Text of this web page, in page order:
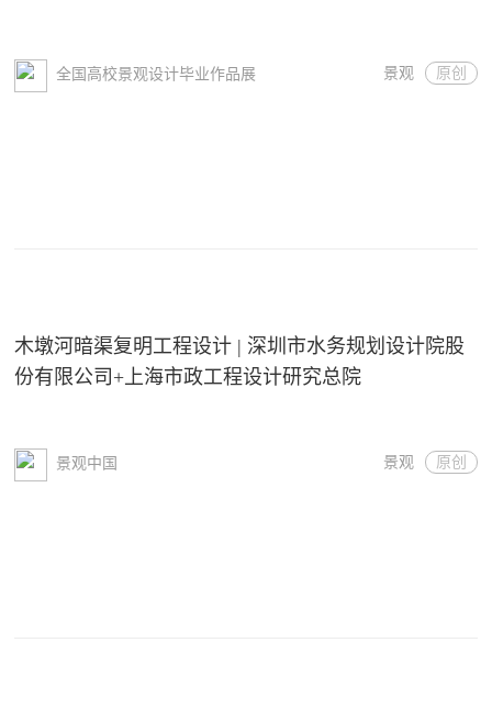
全国高校景观设计毕业作品展 景观 原创
木墩河暗渠复明工程设计 | 深圳市水务规划设计院股
份有限公司+上海市政工程设计研究总院
景观中国 景观 原创